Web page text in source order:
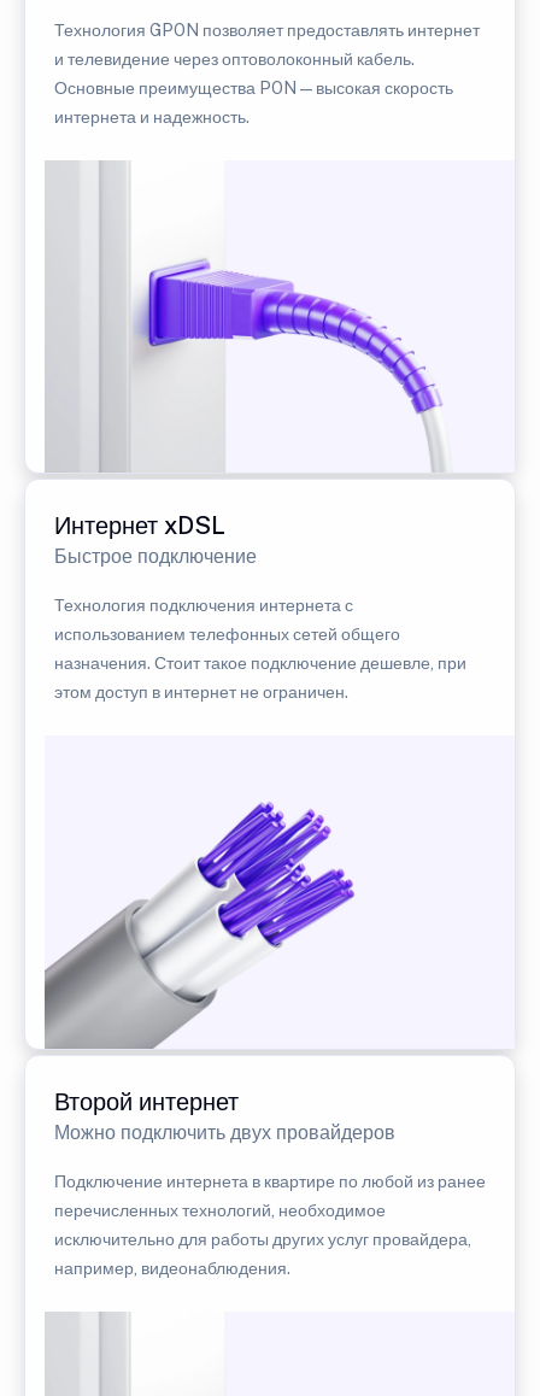
Технология GPON позволяет предоставлять интернет
и телевидение через оптоволоконный кабель.
Основные преимущества PON — высокая скорость
интернета и надежность.
Интернет xDSL
Быстрое подключение
Технология подключения интернета с
использованием телефонных сетей общего
назначения. Стоит такое подключение дешевле, при
этом доступ в интернет не ограничен.
Второй интернет
Можно подключить двух провайдеров
Подключение интернета в квартире по любой из ранее
перечисленных технологий, необходимое
исключительно для работы других услуг провайдера,
например, видеонаблюдения.